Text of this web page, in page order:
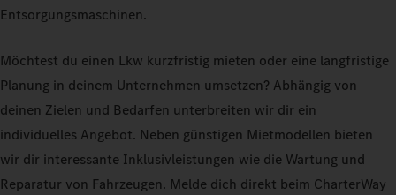
Entsorgungsmaschinen.
Möchtest du einen Lkw kurzfristig mieten oder eine langfristige
Planung in deinem Unternehmen umsetzen? Abhängig von
deinen Zielen und Bedarfen unterbreiten wir dir ein
individuelles Angebot. Neben günstigen Mietmodellen bieten
wir dir interessante Inklusivleistungen wie die Wartung und
Reparatur von Fahrzeugen. Melde dich direkt beim CharterWay